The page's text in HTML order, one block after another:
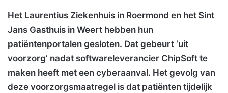
Het Laurentius Ziekenhuis in Roermond en het Sint
Jans Gasthuis in Weert hebben hun
patiëntenportalen gesloten. Dat gebeurt ‘uit
voorzorg’ nadat softwareleverancier ChipSoft te
maken heeft met een cyberaanval. Het gevolg van
deze voorzorgsmaatregel is dat patiënten tijdelijk